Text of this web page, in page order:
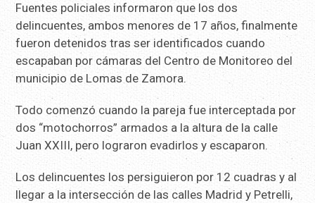
Fuentes policiales informaron que los dos
delincuentes, ambos menores de 17 años, finalmente
fueron detenidos tras ser identificados cuando
escapaban por cámaras del Centro de Monitoreo del
municipio de Lomas de Zamora.
Todo comenzó cuando la pareja fue interceptada por
dos “motochorros” armados a la altura de la calle
Juan XXIII, pero lograron evadirlos y escaparon.
Los delincuentes los persiguieron por 12 cuadras y al
llegar a la intersección de las calles Madrid y Petrelli,